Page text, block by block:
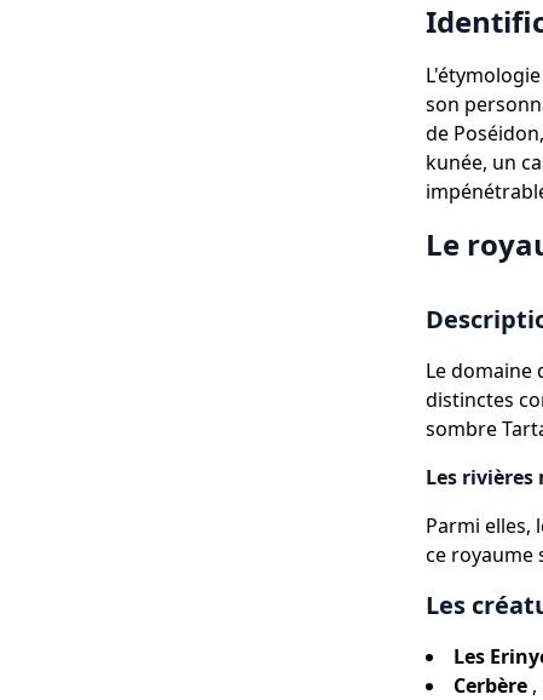
son
de
kunée, un
Le
Le domaine
distinctes
sombre
Les
Parmi elles,
ce royaume
Les
Les
Cerbère